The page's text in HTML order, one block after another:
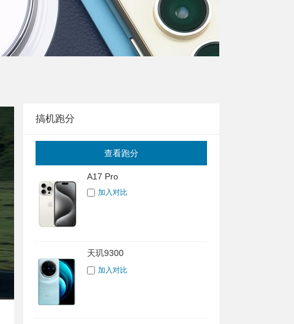
搞机跑分
查看跑分
A17 Pro
加入对比
天玑9300
加入对比